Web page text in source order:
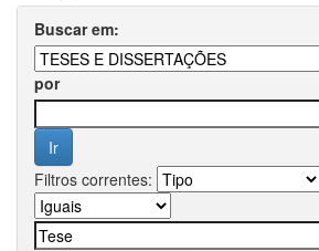
Buscar em:
por
Filtros correntes: